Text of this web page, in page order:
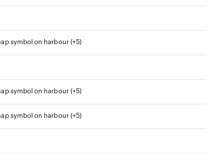
symbol on harbour (+5)
symbol on harbour (+5)
symbol on harbour (+5)